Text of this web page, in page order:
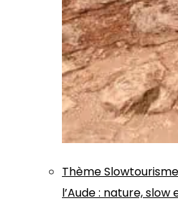
ThèmeSlowtourisme
l’Aude : nature,